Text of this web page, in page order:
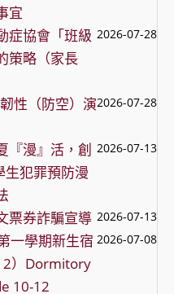
宜
症協會「班級
策略（家長
2026-07-28
性（防空）演2026-07-28
『漫』活，創
犯罪預防漫
2026-07-13
票券詐騙宣導 2026-07-13
一學期新生宿
）Dormitory
10-12
2026-07-08